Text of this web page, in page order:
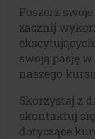
Poszerz
zacznij
swoją pasję
naszego
Skorzystaj z
skontaktuj
dotyczące